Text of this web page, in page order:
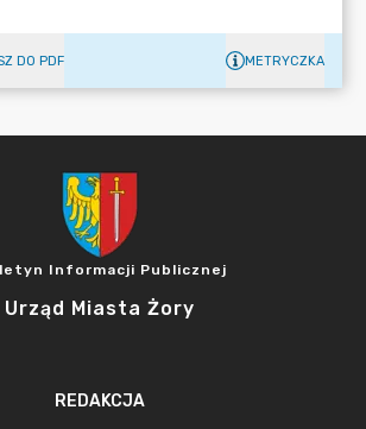
DO PDF METRYCZKA
Informacji Publicznej
Urząd Miasta Żory
REDAKCJA